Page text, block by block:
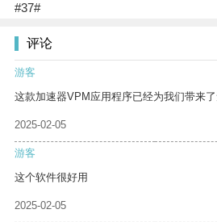
#37#
评论
游客
这款加速器VPM应用程序已经为我们带来了
2025-02-05
游客
这个软件很好用
2025-02-05